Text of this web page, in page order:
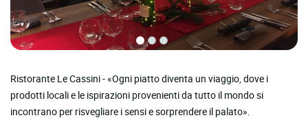
Ristorante Le Cassini - «Ogni piatto diventa un viaggio, dove i
prodotti locali e le ispirazioni provenienti da tutto il mondo si
incontrano per risvegliare i sensi e sorprendere il palato».